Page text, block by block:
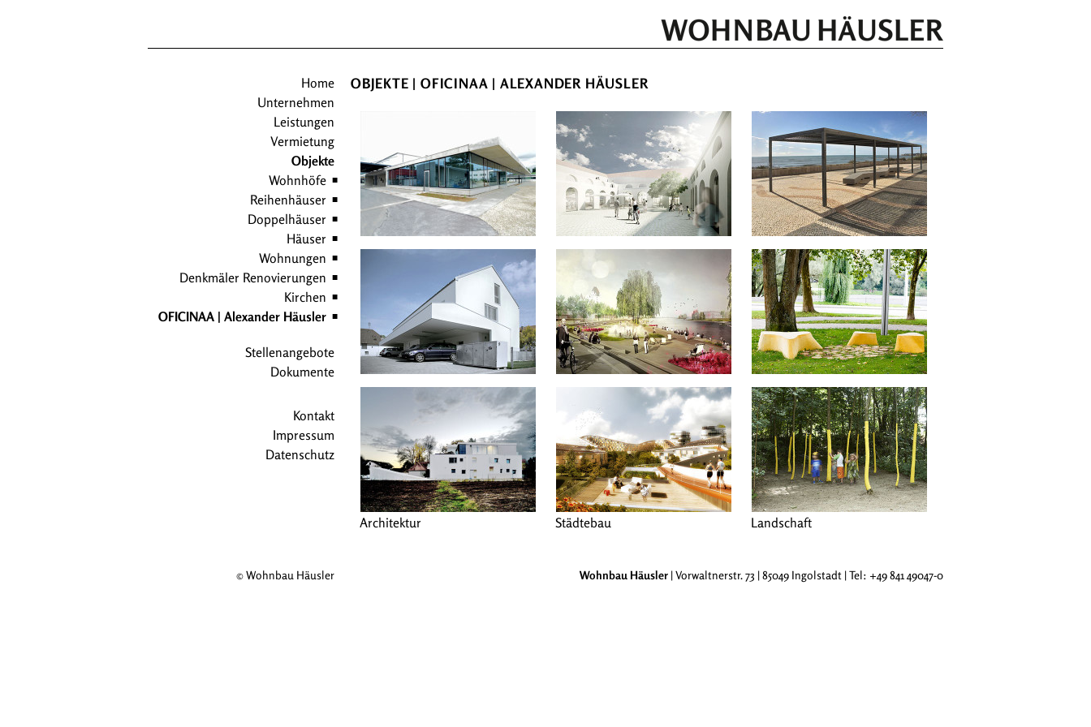
Home
Unternehmen
Leistungen
Vermietung
Objekte
Wohnhöfe
Reihenhäuser
Doppelhäuser
Häuser
Wohnungen
Denkmäler Renovierungen
Kirchen
OFICINAA | Alexander Häusler
Stellenangebote
Dokumente
Kontakt
Impressum
Datenschutz
OBJEKTE | OFICINAA | ALEXANDER HÄUSLER
Architektur Städtebau Landschaft
© Wohnbau Häusler Wohnbau Häusler | Vorwaltnerstr. 73 | 85049 Ingolstadt | Tel: +49 841 49047-0